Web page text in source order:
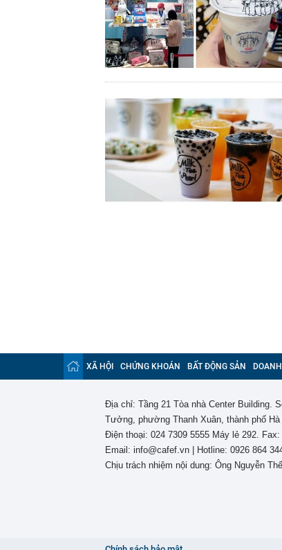
XÃ HỘI CHỨNG KHOÁN BẤT ĐỘNG SẢN
Địa chỉ: Tầng 21 Tòa nhà Center Building.
Tưởng, phường Thanh Xuân, thành phố Hà
Điện thoại: 024 7309 5555 Máy lẻ 292. Fax:
Email: info@cafef.vn | Hotline: 0926 864
Chịu trách nhiệm nội dung: Ông Nguyễn